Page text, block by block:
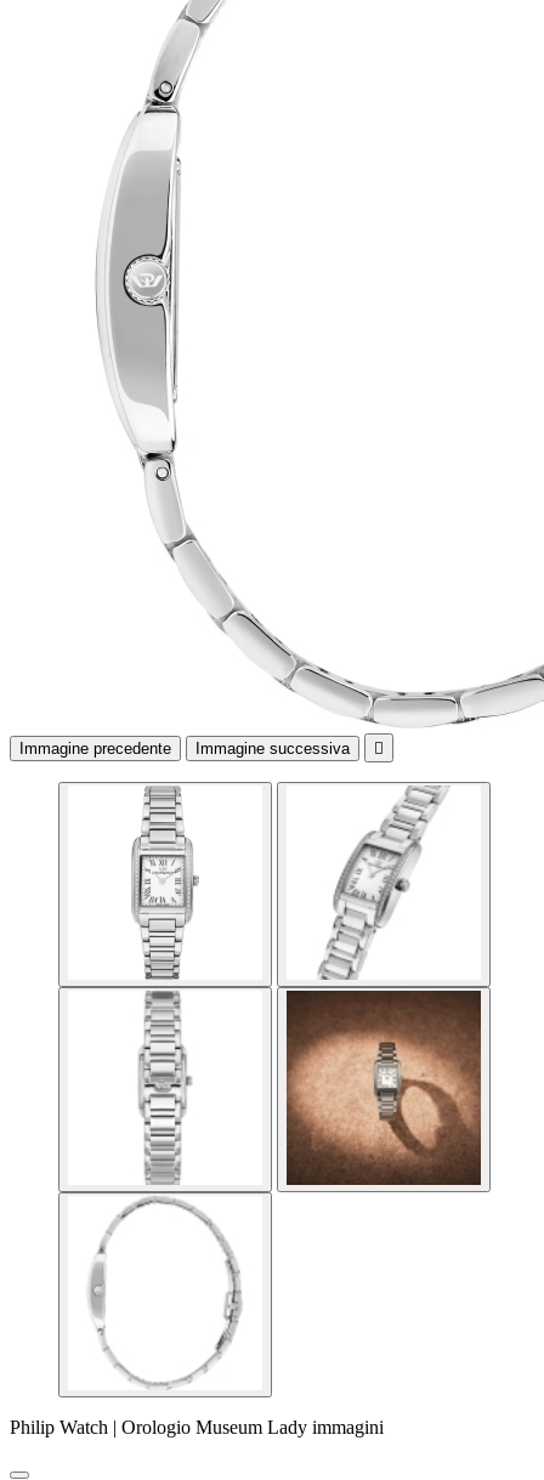
Immagine precedente Immagine successiva 
Philip Watch | Orologio Museum Lady immagini